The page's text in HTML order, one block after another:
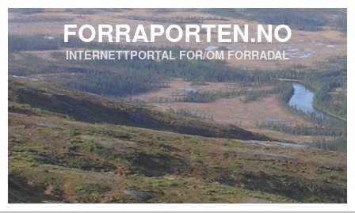
FORRAPORTEN.NO
INTERNETTPORTAL FOR/OM FORRADAL